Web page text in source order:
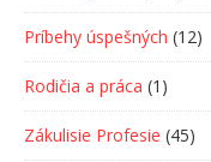
Príbehy úspešných (12)
Rodičia a práca (1)
Zákulisie Profesie (45)